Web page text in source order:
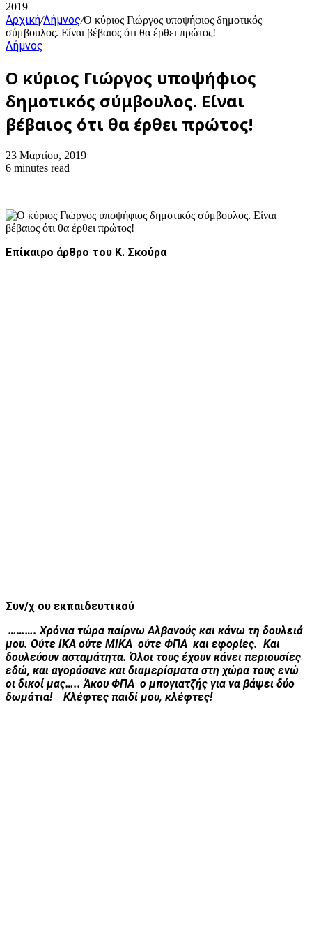
2019
Αρχική/Λήμνος/Ο κύριος Γιώργος υποψήφιος δημοτικός
σύμβουλος. Είναι βέβαιος ότι θα έρθει πρώτος!
Λήμνος
Ο κύριος Γιώργος υποψήφιος
δημοτικός σύμβουλος. Είναι
βέβαιος ότι θα έρθει πρώτος!
23 Μαρτίου, 2019
6 minutes read
Επίκαιρο άρθρο του Κ. Σκούρα
Συν/χ ου εκπαιδευτικού
………. Χρόνια τώρα παίρνω Αλβανούς και κάνω τη δουλειά
μου. Ούτε ΙΚΑ ούτε ΜΙΚΑ ούτε ΦΠΑ και εφορίες. Και
δουλεύουν ασταμάτητα. Όλοι τους έχουν κάνει περιουσίες
εδώ, και αγοράσανε και διαμερίσματα στη χώρα τους ενώ
οι δικοί μας….. Άκου ΦΠΑ o μπογιατζής για να βάψει δύο
δωμάτια! Κλέφτες παιδί μου, κλέφτες!